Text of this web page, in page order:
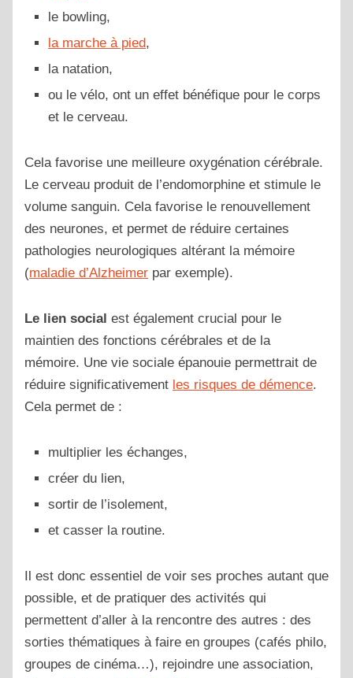
le bowling,
la marche à pied,
la natation,
ou le vélo, ont un effet bénéfique pour le corps
et le cerveau.
Cela favorise une meilleure oxygénation cérébrale.
Le cerveau produit de l’endomorphine et stimule le
volume sanguin. Cela favorise le renouvellement
des neurones, et permet de réduire certaines
pathologies neurologiques altérant la mémoire
(maladie d’Alzheimer par exemple).
Le lien social est également crucial pour le
maintien des fonctions cérébrales et de la
mémoire. Une vie sociale épanouie permettrait de
réduire significativement les risques de démence.
Cela permet de :
multiplier les échanges,
créer du lien,
sortir de l’isolement,
et casser la routine.
Il est donc essentiel de voir ses proches autant que
possible, et de pratiquer des activités qui
permettent d’aller à la rencontre des autres : des
sorties thématiques à faire en groupes (cafés philo,
groupes de cinéma…), rejoindre une association,